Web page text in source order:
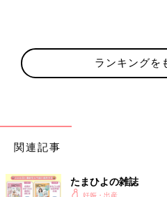
ランキングを
関連記事
たまひよの雑誌